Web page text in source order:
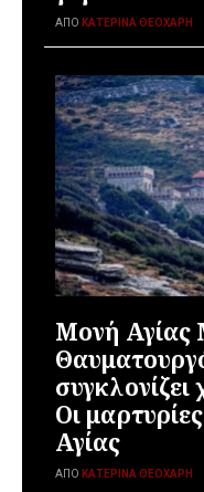
ΑΠΌ ΚΑΤΕΡΊΝΑ ΘΕΟΧΆΡΗ
Μονή Αγίας
συγκλονίζει
Οι
Αγίας
ΑΠΌ ΚΑΤΕΡΊΝΑ ΘΕΟΧΆΡΗ